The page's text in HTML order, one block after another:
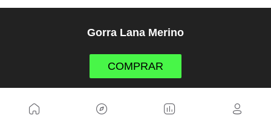
Gorra Lana Merino
COMPRAR
12. Secador de zapatillas (25€)